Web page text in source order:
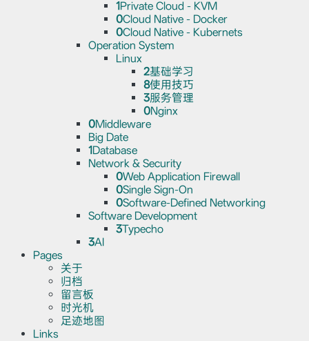
1Private Cloud - KVM
0Cloud Native - Docker
0Cloud Native - Kubernets
Operation System
Linux
2基础学习
8使用技巧
3服务管理
0Nginx
0Middleware
Big Date
1Database
Network & Security
0Web Application Firewall
0Single Sign-On
0Software-Defined Networking
Software Development
3Typecho
3AI
Pages
关于
归档
留言板
时光机
足迹地图
Links